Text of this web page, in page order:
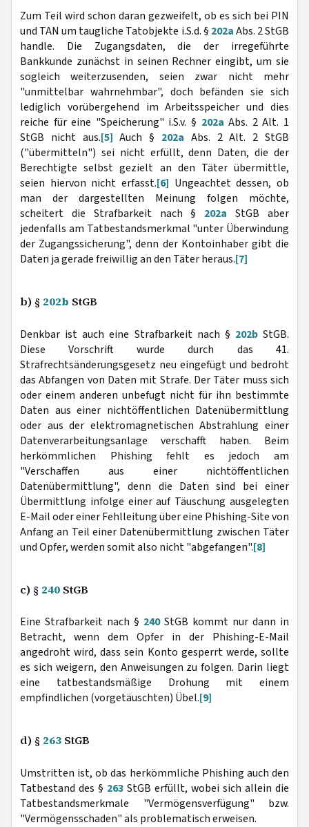
Zum Teil wird schon daran gezweifelt, ob es sich bei PIN
und TAN um taugliche Tatobjekte i.S.d. § 202aAbs. 2 StGB
handle. Die Zugangsdaten, die der irregeführte
Bankkunde zunächst in seinen Rechner eingibt, um sie
sogleich weiterzusenden, seien zwar nicht mehr
"unmittelbar wahrnehmbar", doch befänden sie sich
lediglich vorübergehend im Arbeitsspeicher und dies
reiche für eine "Speicherung" i.S.v. § 202a Abs. 2 Alt. 1
StGB nicht aus.[5] Auch § 202a Abs. 2 Alt. 2 StGB
("übermitteln") sei nicht erfüllt, denn Daten, die der
Berechtigte selbst gezielt an den Täter übermittle,
seien hiervon nicht erfasst.[6] Ungeachtet dessen, ob
man der dargestellten Meinung folgen möchte,
scheitert die Strafbarkeit nach § 202a StGB aber
jedenfalls am Tatbestandsmerkmal "unter Überwindung
der Zugangssicherung", denn der Kontoinhaber gibt die
Daten ja gerade freiwillig an den Täter heraus.[7]
b) § 202b StGB
Denkbar ist auch eine Strafbarkeit nach § 202bStGB.
Diese Vorschrift wurde durch das 41.
Strafrechtsänderungsgesetz neu eingefügt und bedroht
das Abfangen von Daten mit Strafe. Der Täter muss sich
oder einem anderen unbefugt nicht für ihn bestimmte
Daten aus einer nichtöffentlichen Datenübermittlung
oder aus der elektromagnetischen Abstrahlung einer
Datenverarbeitungsanlage verschafft haben. Beim
herkömmlichen Phishing fehlt es jedoch am
"Verschaffen aus einer nichtöffentlichen
Datenübermittlung", denn die Daten sind bei einer
Übermittlung infolge einer auf Täuschung ausgelegten
E-Mail oder einer Fehlleitung über eine Phishing-Site von
Anfang an Teil einer Datenübermittlung zwischen Täter
und Opfer, werden somit also nicht "abgefangen".[8]
c) § 240 StGB
Eine Strafbarkeit nach § 240StGB kommt nur dann in
Betracht, wenn dem Opfer in der Phishing-E-Mail
angedroht wird, dass sein Konto gesperrt werde, sollte
es sich weigern, den Anweisungen zu folgen. Darin liegt
eine tatbestandsmäßige Drohung mit einem
empfindlichen (vorgetäuschten) Übel.[9]
d) § 263 StGB
Umstritten ist, ob das herkömmliche Phishing auch den
Tatbestand des § 263 StGB erfüllt, wobei sich allein die
Tatbestandsmerkmale "Vermögensverfügung" bzw.
"Vermögensschaden" als problematisch erweisen.